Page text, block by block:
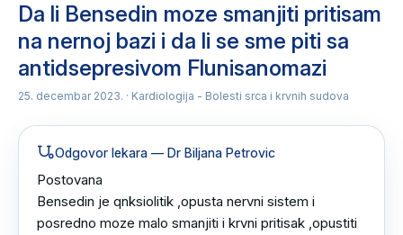
Da li Bensedin moze smanjiti pritisam
na nernoj bazi i da li se sme piti sa
antidsepresivom Flunisanomazi
25. decembar 2023. · Kardiologija - Bolesti srca i krvnih sudova
Odgovor lekara — Dr Biljana Petrovic
Postovana
Bensedin je qnksiolitik ,opusta nervni sistem i
posredno moze malo smanjiti i krvni pritisak ,opustiti